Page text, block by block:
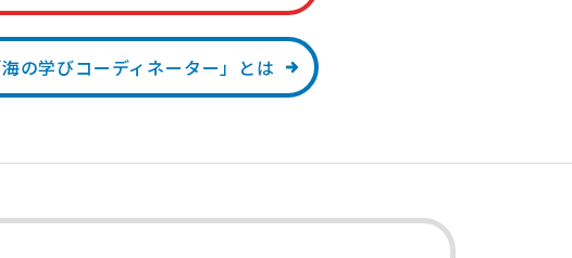
海の学びコーディネーター」とは